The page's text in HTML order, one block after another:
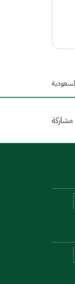
مشاركة